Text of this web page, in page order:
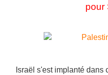
pour
Israël s'est implanté dans